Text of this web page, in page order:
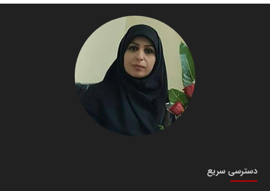
دسترسی سریع